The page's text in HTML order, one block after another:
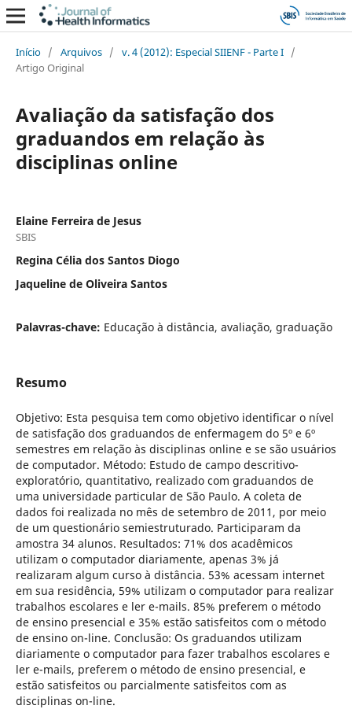
Início / Arquivos / v. 4 (2012): Especial SIIENF - Parte I /
Artigo Original
Avaliação da satisfação dos
graduandos em relação às
disciplinas online
Elaine Ferreira de Jesus
SBIS
Regina Célia dos Santos Diogo
Jaqueline de Oliveira Santos
Palavras-chave: Educação à distância, avaliação, graduação
Resumo
Objetivo: Esta pesquisa tem como objetivo identificar o nível
de satisfação dos graduandos de enfermagem do 5º e 6º
semestres em relação às disciplinas online e se são usuários
de computador. Método: Estudo de campo descritivo-
exploratório, quantitativo, realizado com graduandos de
uma universidade particular de São Paulo. A coleta de
dados foi realizada no mês de setembro de 2011, por meio
de um questionário semiestruturado. Participaram da
amostra 34 alunos. Resultados: 71% dos acadêmicos
utilizam o computador diariamente, apenas 3% já
realizaram algum curso à distância. 53% acessam internet
em sua residência, 59% utilizam o computador para realizar
trabalhos escolares e ler e-mails. 85% preferem o método
de ensino presencial e 35% estão satisfeitos com o método
de ensino on-line. Conclusão: Os graduandos utilizam
diariamente o computador para fazer trabalhos escolares e
ler e-mails, preferem o método de ensino presencial, e
estão satisfeitos ou parcialmente satisfeitos com as
disciplinas on-line.